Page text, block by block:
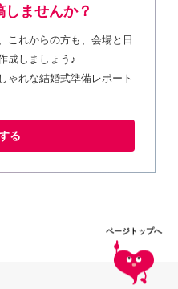
ませんか？
これからの方も、会場と日
成しましょう♪
ゃれな結婚式準備レポート
る
ページトップへ